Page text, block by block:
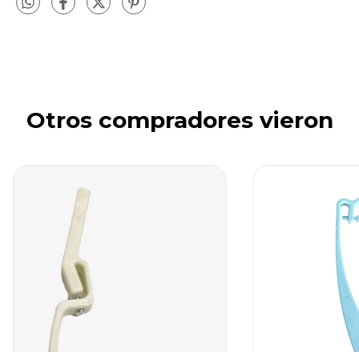
Otros compradores vieron